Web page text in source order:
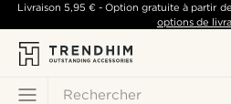
Rechercher
Livraison 5,95 €- Option gratuite à partir de
options de